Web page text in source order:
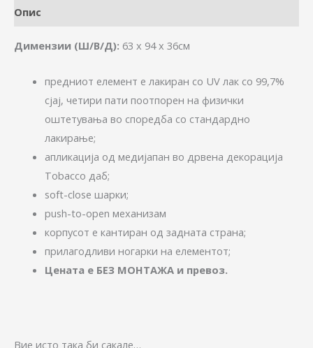
Опис
Димензии (Ш/В/Д): 63 x 94 х 36см
предниот елемент е лакиран со UV лак со 99,7%
сјај, четири пати поотпорен на физички
оштетувања во споредба со стандардно
лакирање;
апликација од медијапан во дрвена декорација
Tobacco даб;
soft-close шарки;
push-to-open механизам
корпусот е кантиран од задната страна;
прилагодливи ногарки на елементот;
Цената е БЕЗ МОНТАЖА и превоз.
Вие исто така би сакале…